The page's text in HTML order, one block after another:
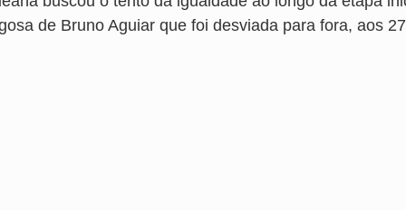
de Bruno Aguiar que foi desviada para fora, aos